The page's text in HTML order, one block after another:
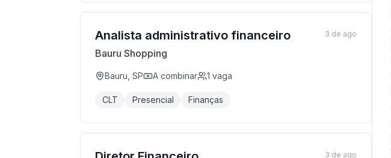
Analista administrativo financeiro
Bauru Shopping
Bauru, SP A combinar 1 vaga
CLT Presencial Finanças
3 de ago
3 de ago